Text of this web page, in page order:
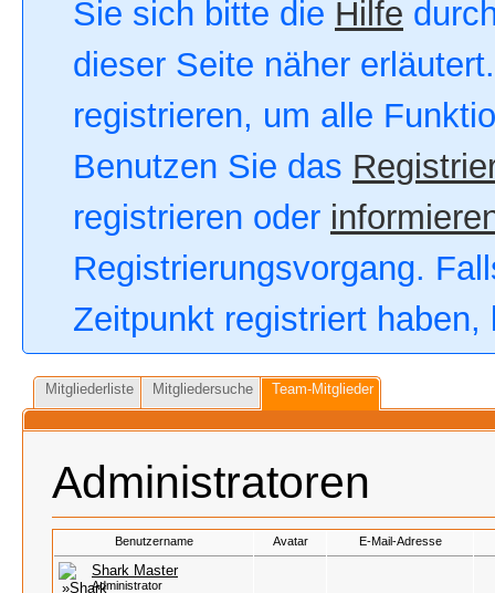
Sie sich bitte die Hilfe
dieser Seite näher
registrieren, um alle
Benutzen Sie das
registrieren oder
Registrierungsvorgang.
Zeitpunkt registriert
Mitgliederliste Mitgliedersuche Team-Mitglieder
Administratoren
Benutzername Avatar E-Mail-Adresse
Shark Master
Administrator